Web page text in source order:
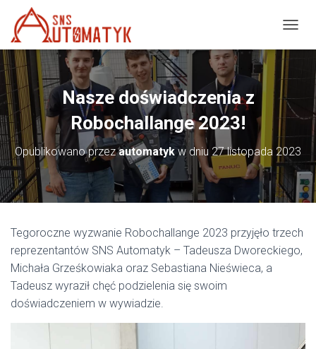
R
C
A
W
G
J
Ę
Nasze doświadczenia z
Robochallange 2023!
Opublikowano przezautomatykw dniu 27 listopada 2023
Tegoroczne wyzwanie Robochallange 2023 przyjęło trzech
reprezentantów SNS Automatyk – Tadeusza Dworeckiego,
Michała Grześkowiaka oraz Sebastiana Nieświeca, a
Tadeusz wyraził chęć podzielenia się swoim
doświadczeniem w wywiadzie.